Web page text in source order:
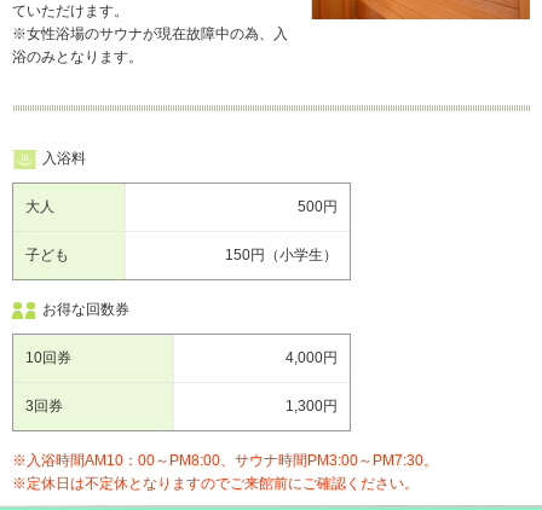
ア
ク
お
問
い
合
わ
せ
宿
泊
ご
ていただけます。
※女性浴場のサウナが現在故障中の為、入
浴のみとなります。
入浴料
大人 500円
子ども 150円（小学生）
お得な回数券
10回券 4,000円
3回券 1,300円
※入浴時間AM10：00～PM8:00、サウナ時間PM3:00～PM7:30。
※定休日は不定休となりますのでご来館前にご確認ください。